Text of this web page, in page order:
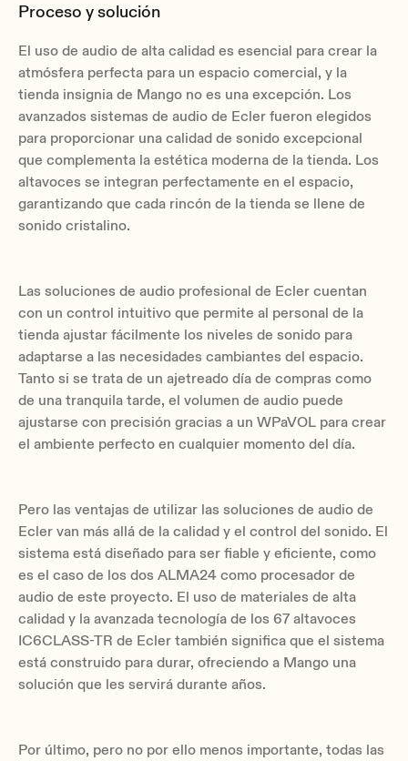
Proceso y solución
El uso de audio de alta calidad es esencial para crear la
atmósfera perfecta para un espacio comercial, y la
tienda insignia de Mango no es una excepción. Los
avanzados sistemas de audio de Ecler fueron elegidos
para proporcionar una calidad de sonido excepcional
que complementa la estética moderna de la tienda. Los
altavoces se integran perfectamente en el espacio,
garantizando que cada rincón de la tienda se llene de
sonido cristalino.
Las soluciones de audio profesional de Ecler cuentan
con un control intuitivo que permite al personal de la
tienda ajustar fácilmente los niveles de sonido para
adaptarse a las necesidades cambiantes del espacio.
Tanto si se trata de un ajetreado día de compras como
de una tranquila tarde, el volumen de audio puede
ajustarse con precisión gracias a un WPaVOL para crear
el ambiente perfecto en cualquier momento del día.
Pero las ventajas de utilizar las soluciones de audio de
Ecler van más allá de la calidad y el control del sonido. El
sistema está diseñado para ser fiable y eficiente, como
es el caso de los dos ALMA24 como procesador de
audio de este proyecto. El uso de materiales de alta
calidad y la avanzada tecnología de los 67 altavoces
IC6CLASS-TR de Ecler también significa que el sistema
está construido para durar, ofreciendo a Mango una
solución que les servirá durante años.
Por último, pero no por ello menos importante, todas las